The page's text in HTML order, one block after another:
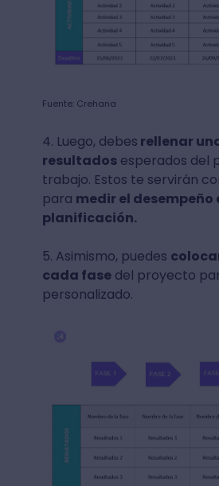
Fuente: Crehana
4. Luego, debes rellenar
resultadosesperados del
trabajo. Estos te servirán
para medir el desempeño
planificación.
5. Asimismo, puedes
cada fasedel proyecto
personalizado.